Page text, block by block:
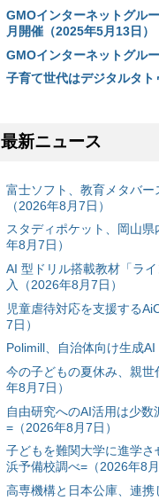
GMOインターネットグル
月開催（2025年5月13日）
GMOインターネットグル
子育て世代はデジタルタト
最新ニュース
富⼠ソフト、教育メタバ
（2026年8月7日）
スタディポケット、岡山
年8月7日）
AI 型ドリル搭載教材「ラ
入（2026年8月7日）
児童虐待対応を支援する
7日）
Polimill、自治体向け生成
今の子どもの夏休み、親
年8月7日）
自由研究へのAI活用は少
=（2026年8月7日）
子どもを難関大学に進学
浜予備校調べ=（2026年8月
高専機構と日本公庫、連携